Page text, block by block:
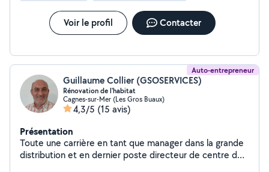
Voir le profil Contacter
Auto-entrepreneur
Guillaume Collier (GSOSERVICES)
Rénovation de l'habitat
Cagnes-sur-Mer (Les Gros Buaux)
4,3/5 (15 avis)
Présentation
Toute une carrière en tant que manager dans la grande
distribution et en dernier poste directeur de centre de